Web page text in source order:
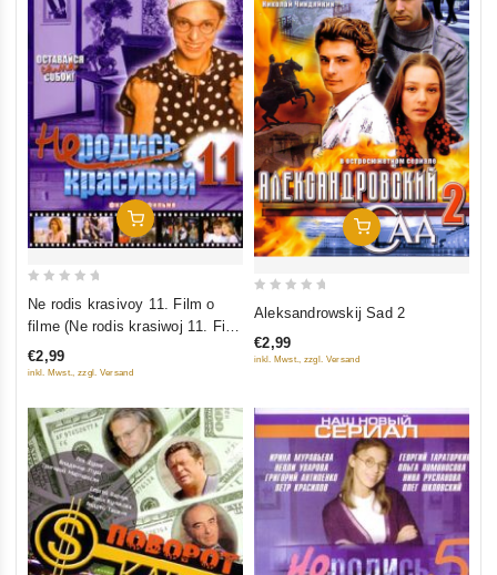
In Den Warenkorb
5
Ne rodis krasivoy 11. Film o
filme (Ne rodis krasiwoj 11. Film
o filme)
€2,99
inkl. Mwst., zzgl. Versand
In Den Warenkorb
of
Aleksandrowskij Sad 2
€2,99
inkl. Mwst., zzgl. Versand